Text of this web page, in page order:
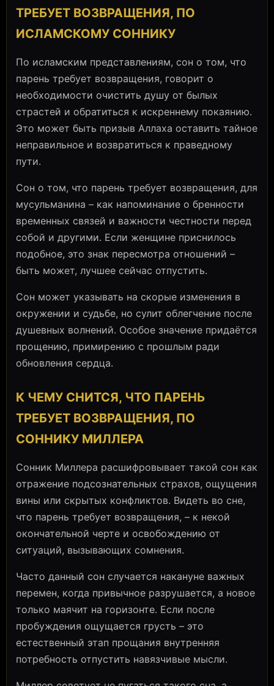
ТРЕБУЕТ ВОЗВРАЩЕНИЯ, ПО
ИСЛАМСКОМУ СОННИКУ
По исламским представлениям, сон о том, что
парень требует возвращения, говорит о
необходимости очистить душу от былых
страстей и обратиться к искреннему покаянию.
Это может быть призыв Аллаха оставить тайное
неправильное и возвратиться к праведному
пути.
Сон о том, что парень требует возвращения, для
мусульманина – как напоминание о бренности
временных связей и важности честности перед
собой и другими. Если женщине приснилось
подобное, это знак пересмотра отношений –
быть может, лучшее сейчас отпустить.
Сон может указывать на скорые изменения в
окружении и судьбе, но сулит облегчение после
душевных волнений. Особое значение придаётся
прощению, примирению с прошлым ради
обновления сердца.
К ЧЕМУ СНИТСЯ, ЧТО ПАРЕНЬ
ТРЕБУЕТ ВОЗВРАЩЕНИЯ, ПО
СОННИКУ МИЛЛЕРА
Сонник Миллера расшифровывает такой сон как
отражение подсознательных страхов, ощущения
вины или скрытых конфликтов. Видеть во сне,
что парень требует возвращения, – к некой
окончательной черте и освобождению от
ситуаций, вызывающих сомнения.
Часто данный сон случается накануне важных
перемен, когда привычное разрушается, а новое
только маячит на горизонте. Если после
пробуждения ощущается грусть – это
естественный этап прощания внутренняя
потребность отпустить навязчивые мысли.